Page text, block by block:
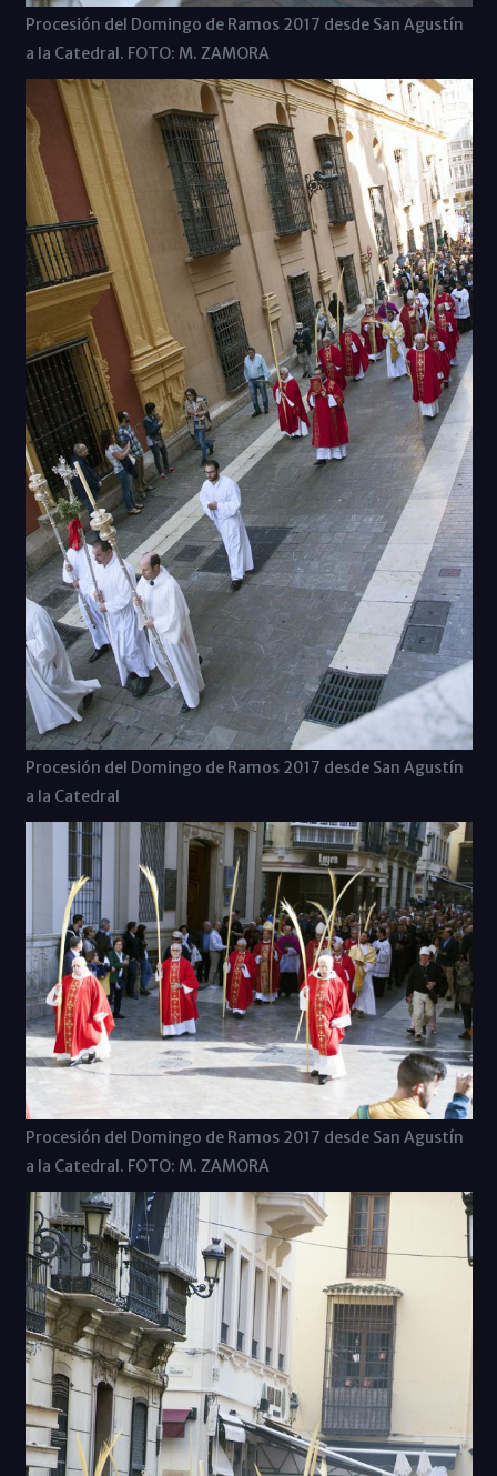
Procesión del Domingo de Ramos 2017 desde San Agustín
a la Catedral. FOTO: M. ZAMORA
Procesión del Domingo de Ramos 2017 desde San Agustín
a la Catedral
Procesión del Domingo de Ramos 2017 desde San Agustín
a la Catedral. FOTO: M. ZAMORA